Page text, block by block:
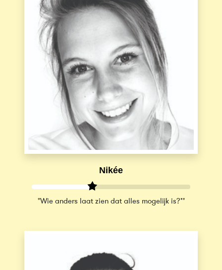
Nikée
"Wie anders laat zien dat alles mogelijk is?’"